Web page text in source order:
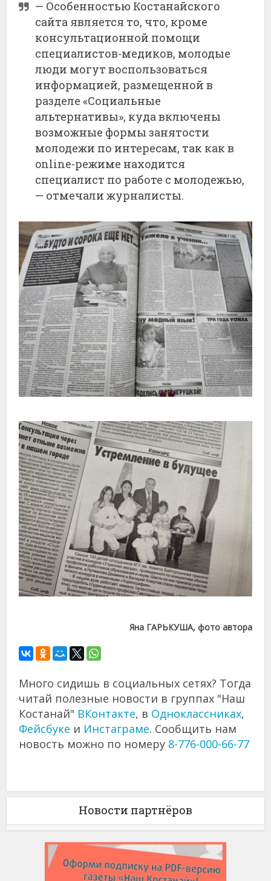
— Особенностью Костанайского
сайта является то, что, кроме
консультационной помощи
специалистов-медиков, молодые
люди могут воспользоваться
информацией, размещенной в
разделе «Социальные
альтернативы», куда включены
возможные формы занятости
молодежи по интересам, так как в
online-режиме находится
специалист по работе с молодежью,
— отмечали журналисты.
Яна ГАРЬКУША, фото автора
Много сидишь в социальных сетях? Тогда
читай полезные новости в группах "Наш
Костанай" ВКонтакте, в Одноклассниках,
Фейсбуке и Инстаграме. Сообщить нам
новость можно по номеру 8-776-000-66-77
Новости партнёров